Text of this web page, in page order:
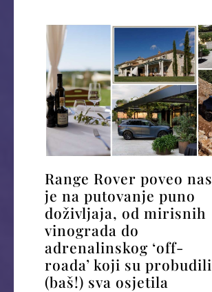
Range Rover poveo nas
je na putovanje puno
doživljaja, od mirisnih
vinograda do
adrenalinskog ‘off-
roada’ koji su probudili
(baš!) sva osjetila